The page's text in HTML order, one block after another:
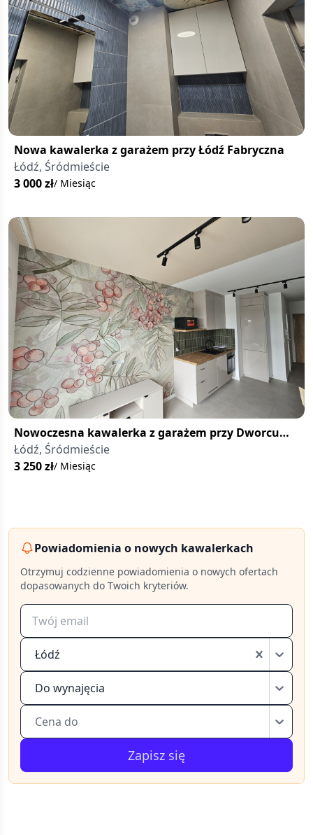
Nowa kawalerka z garażem przy Łódź Fabryczna
Łódź, Śródmieście
3 000zł/ Miesiąc
Nowoczesna kawalerka z garażem przy Dworcu
Łódź Fabryczna
Łódź, Śródmieście
3 250zł/ Miesiąc
Powiadomienia o nowych kawalerkach
Otrzymuj codzienne powiadomienia o nowych ofertach
dopasowanych do Twoich kryteriów.
Łódź
Do wynajęcia
Cena do
Zapisz się